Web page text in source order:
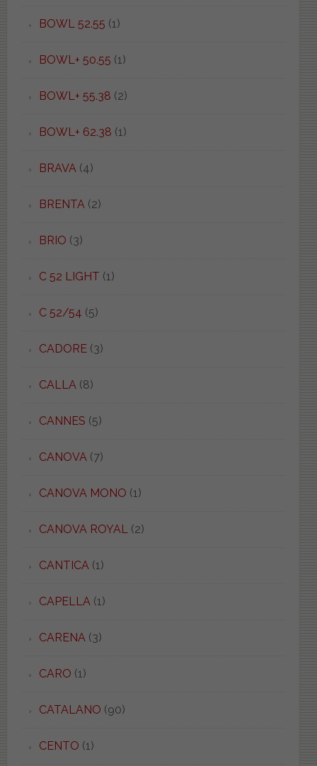
BOWL 52.55 (1)
BOWL+ 50.55 (1)
BOWL+ 55.38 (2)
BOWL+ 62.38 (1)
BRAVA (4)
BRENTA (2)
BRIO (3)
C 52 LIGHT (1)
C 52/54 (5)
CADORE(3)
CALLA (8)
CANNES (5)
CANOVA (7)
CANOVA MONO (1)
CANOVA ROYAL (2)
CANTICA (1)
CAPELLA (1)
CARENA (3)
CARO (1)
CATALANO (90)
CENTO (1)